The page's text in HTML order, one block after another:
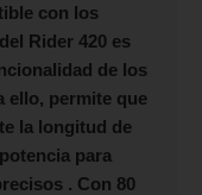
con los
Rider 420 es
de los
ello, permite que
la longitud de
para
. Con 80